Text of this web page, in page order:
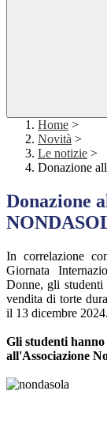
Home >
Novità >
Le notizie >
Donazione
Donazione
In correlazione
Giornata
Donne, gli studenti
vendita di torte
il 13 dicembre 2024.
Gli studenti hanno
all'Associazione